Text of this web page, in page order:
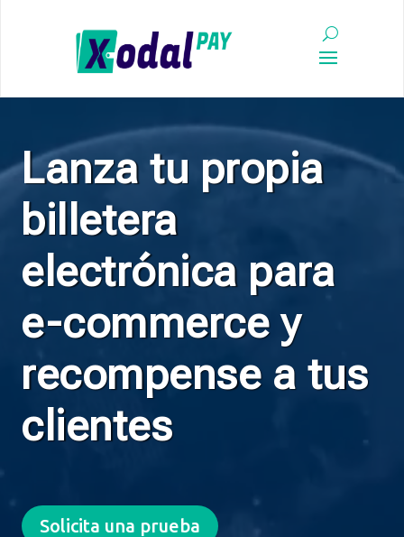
Lanza tu propia
billetera
electrónica para
e-commerce y
recompense a tus
clientes
Solicita una prueba